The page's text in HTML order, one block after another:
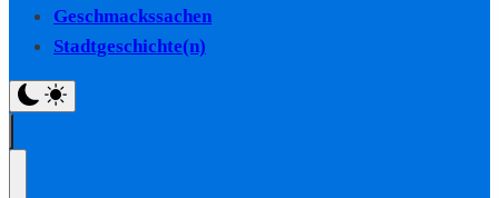
Geschmackssachen
Stadtgeschichte(n)